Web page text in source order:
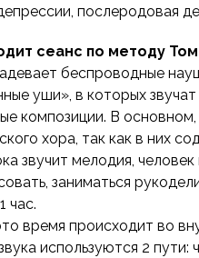
послеродовая
сеанс по методу
беспроводные
уши», в которых
композиции. В
хора, так как в них
звучит мелодия,
заниматься
час.
время происходит во
используются 2 пути: